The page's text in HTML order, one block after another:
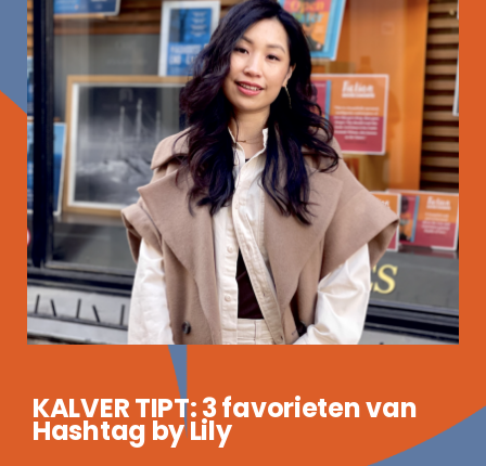
KALVER TIPT: 3 favorieten van
Hashtag by Lily